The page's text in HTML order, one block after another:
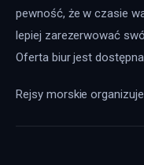
pewność, że w czasie
lepiej zarezerwować
Oferta biur jest
Rejsy morskie organizuje